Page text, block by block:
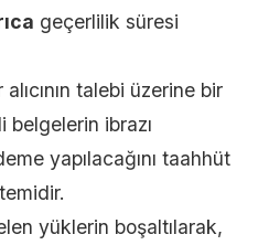
geçerlilik süresi
alıcının talebi üzerine bir
belgelerin ibrazı
yapılacağını taahhüt
yüklerin boşaltılarak,